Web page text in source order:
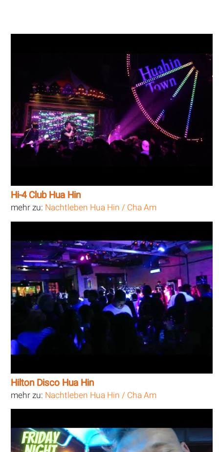
Hi-4 Club Hua Hin
mehr zu: Nachtleben Hua Hin / Cha Am
Hilton Disco Hua Hin
mehr zu: Nachtleben Hua Hin / Cha Am